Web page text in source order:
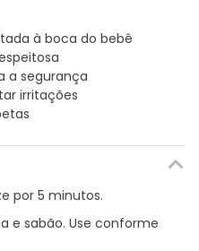
à boca do bebê
a segurança
irritações
por 5 minutos.
e sabão. Use conforme